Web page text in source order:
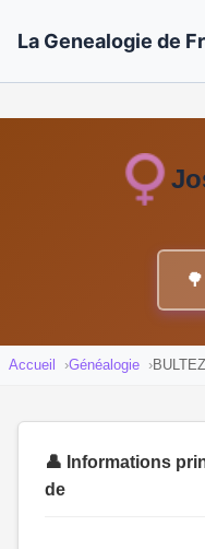
La Genealogie de
Accueil Généalogie
👤 Informations
de